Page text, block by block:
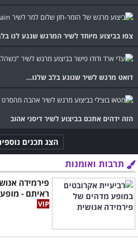
צפו בביצוע מיוחד לשיר המרגש שנגע לנו
דואט מרגש לשיר שנוגע בלב שלנו...
הזה ידהים אתכם בביצוע לשיר דיסני אהוב
הצג תכנים
תרבות ואומנות
פירמידה
ראיתם -